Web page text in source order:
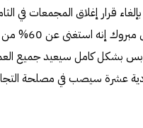
بإلغاء قرار إغلاق المجمعات في
وقال
بشكل كامل سيعيد جميع
عشرة سيصب في مصلحة التجار